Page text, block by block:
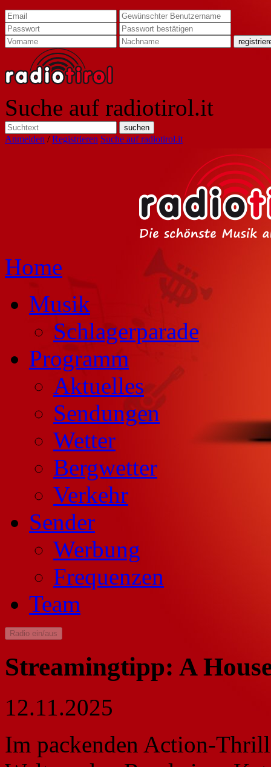
Suche auf radiotirol.it
Anmelden /Registrieren Suche auf radiotirol.it
Home
Musik
Schlagerparade
Programm
Aktuelles
Sendungen
Wetter
Bergwetter
Verkehr
Sender
Werbung
Frequenzen
Team
Radio ein/aus
Streamingtipp: A
12.11.2025
Im packenden Action-